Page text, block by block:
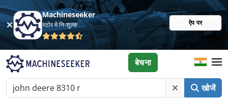
Machineseeker
स्टोर में निःशुल्क ऐप पर
खोजें
बेचना